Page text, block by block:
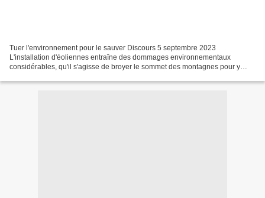
Tuer l'environnement pour le sauver Discours 5 septembre 2023
L'installation d'éoliennes entraîne des dommages environnementaux
considérables, qu'il s'agisse de broyer le sommet des montagnes pour y